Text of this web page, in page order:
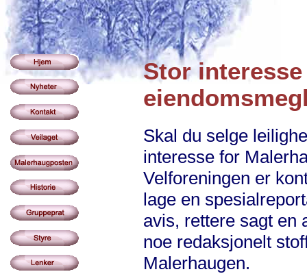
Stor
Skal du selge
interesse for
Velforeningen er
lage en
avis, rettere sagt en
noe redaksjonelt
Malerhaugen.